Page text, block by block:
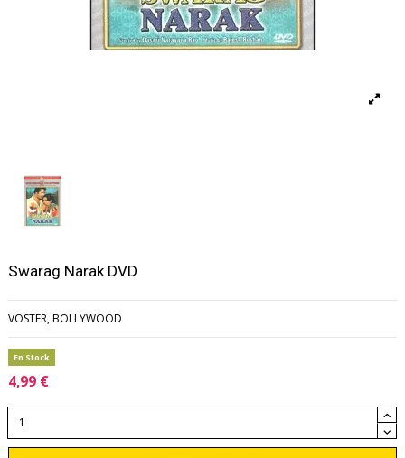
Swarag Narak DVD
VOSTFR, BOLLYWOOD
En Stock
4,99 €